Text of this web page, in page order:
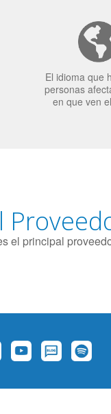
El idioma que
personas
en que ven
el principal